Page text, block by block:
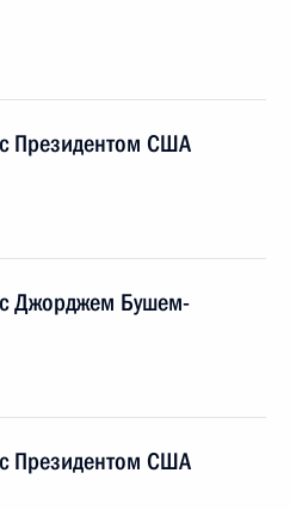
Президентом США
Джорджем Бушем-
Президентом США